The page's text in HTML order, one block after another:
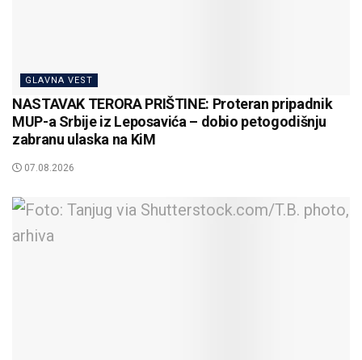
GLAVNA VEST
NASTAVAK TERORA PRIŠTINE: Proteran pripadnik
MUP-a Srbije iz Leposavića – dobio petogodišnju
zabranu ulaska na KiM
07.08.2026